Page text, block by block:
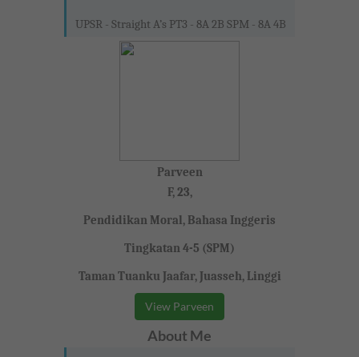
UPSR - Straight A’s PT3 - 8A 2B SPM - 8A 4B
Parveen
F, 23,
Pendidikan Moral, Bahasa Inggeris
Tingkatan 4-5 (SPM)
Taman Tuanku Jaafar, Juasseh, Linggi
View Parveen
About Me